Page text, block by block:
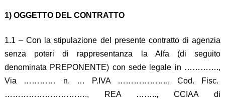
1) OGGETTO DEL CONTRATTO
1.1 – Con la stipulazione del presente contratto di agenzia
senza poteri di rappresentanza la Alfa (di seguito
denominata PREPONENTE) con sede legale in ………….,
Via ………… n. … P.IVA ………………., Cod. Fisc.
…………………………., REA …….., CCIAA di